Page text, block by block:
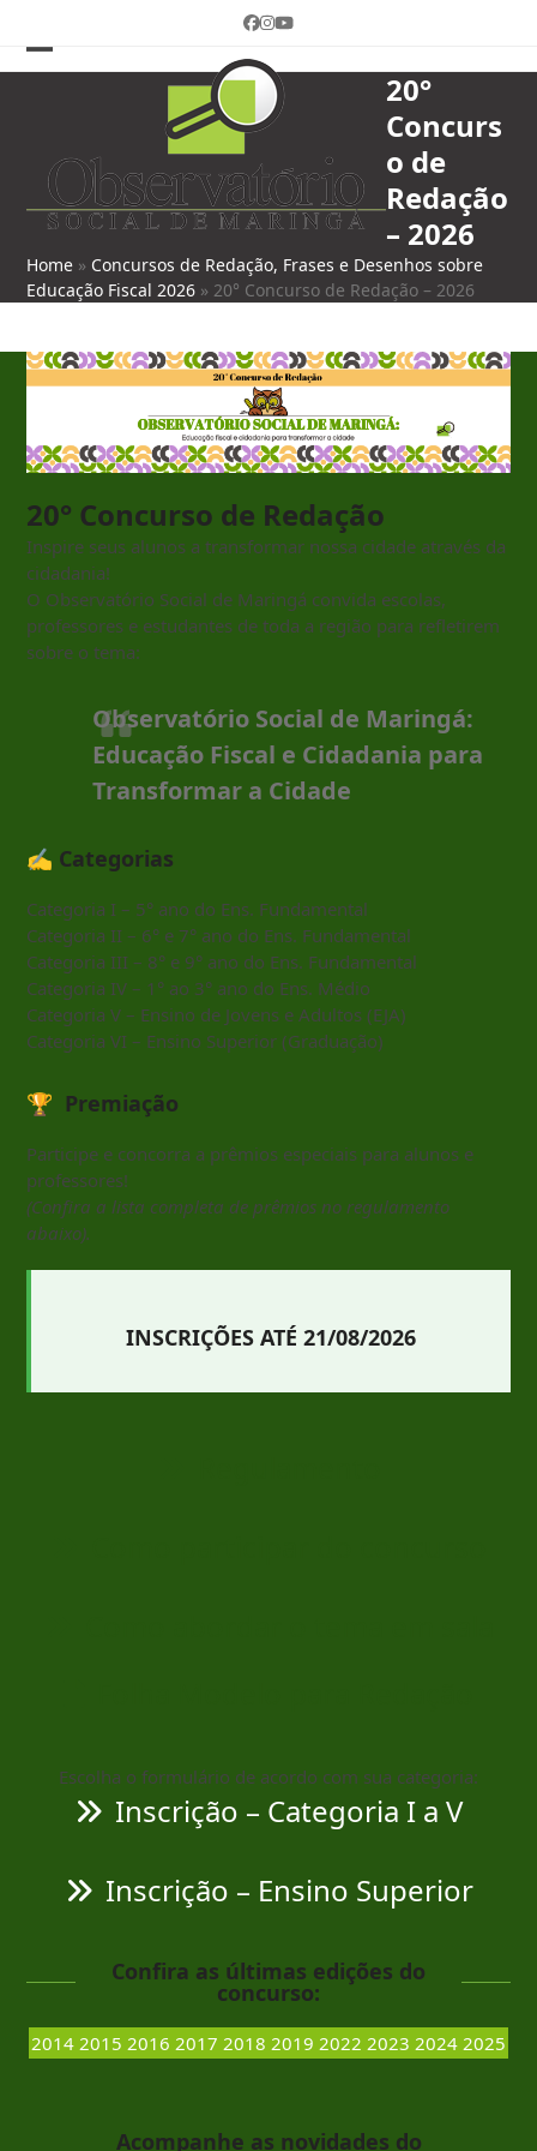
Facebook
Instagram
YouTube
Open
menu
Close
menu
20°
Concurs
o de
Redação
– 2026
Home » Concursos de Redação, Frases e Desenhos sobre
Educação Fiscal 2026 » 20° Concurso de Redação – 2026
20° Concurso de Redação
Inspire seus alunos a transformar nossa cidade através da
cidadania!
O Observatório Social de Maringá convida escolas,
professores e estudantes de toda a região para refletirem
sobre o tema:
Observatório Social de Maringá:
Educação Fiscal e Cidadania para
Transformar a Cidade
✍️ Categorias
Categoria I – 5° ano do Ens. Fundamental
Categoria II – 6° e 7° ano do Ens. Fundamental
Categoria III – 8° e 9° ano do Ens. Fundamental
Categoria IV – 1° ao 3° ano do Ens. Médio
Categoria V – Ensino de Jovens e Adultos (EJA)
Categoria VI – Ensino Superior (Graduação)
🏆 Premiação
Participe e concorra a prêmios especiais para alunos e
professores!
(Confira a lista completa de prêmios no regulamento
abaixo).
INSCRIÇÕES ATÉ 21/08/2026
Escolha o formulário de acordo com sua categoria:
Inscrição – Categoria I a V
Inscrição – Ensino Superior
Confira as últimas edições do
concurso:
2014 2015 2016 2017 2018 2019 2022 2023 2024 2025
Acompanhe as novidades do